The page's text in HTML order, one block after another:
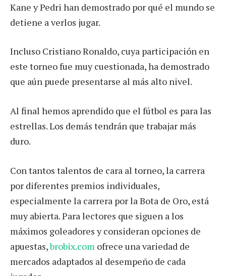
Kane y Pedri han demostrado por qué el mundo se
detiene a verlos jugar.
Incluso Cristiano Ronaldo, cuya participación en
este torneo fue muy cuestionada, ha demostrado
que aún puede presentarse al más alto nivel.
Al final hemos aprendido que el fútbol es para las
estrellas. Los demás tendrán que trabajar más
duro.
Con tantos talentos de cara al torneo, la carrera
por diferentes premios individuales,
especialmente la carrera por la Bota de Oro, está
muy abierta. Para lectores que siguen a los
máximos goleadores y consideran opciones de
apuestas,brobix.com ofrece una variedad de
mercados adaptados al desempeño de cada